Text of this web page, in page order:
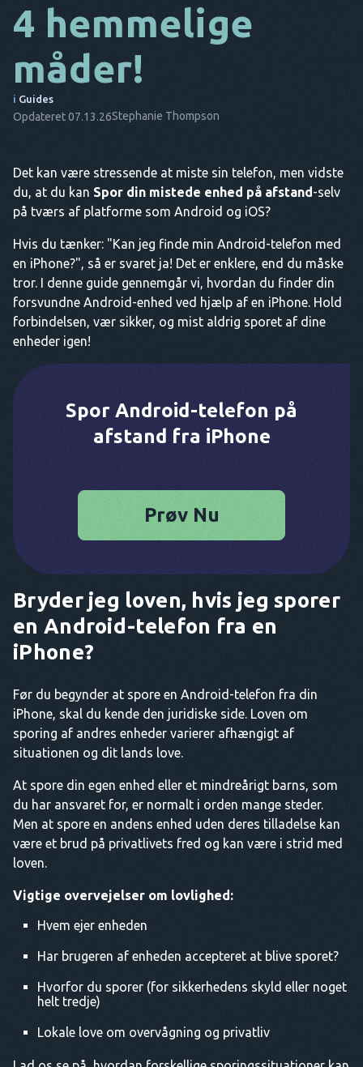
TR
4 hemmelige
måder!
i Guides
Opdateret 07.13.26Stephanie Thompson
Det kan være stressende at miste sin telefon, men vidste
du, at du kan Spor din mistede enhed på afstand-selv
på tværs af platforme som Android og iOS?
Hvis du tænker: "Kan jeg finde min Android-telefon med
en iPhone?", så er svaret ja! Det er enklere, end du måske
tror. I denne guide gennemgår vi, hvordan du finder din
forsvundne Android-enhed ved hjælp af en iPhone. Hold
forbindelsen, vær sikker, og mist aldrig sporet af dine
enheder igen!
Spor Android-telefon på
afstand fra iPhone
Prøv Nu
Bryder jeg loven, hvis jeg sporer
en Android-telefon fra en
iPhone?
Før du begynder at spore en Android-telefon fra din
iPhone, skal du kende den juridiske side. Loven om
sporing af andres enheder varierer afhængigt af
situationen og dit lands love.
At spore din egen enhed eller et mindreårigt barns, som
du har ansvaret for, er normalt i orden mange steder.
Men at spore en andens enhed uden deres tilladelse kan
være et brud på privatlivets fred og kan være i strid med
loven.
Vigtige overvejelser om lovlighed:
Hvem ejer enheden
Har brugeren af enheden accepteret at blive sporet?
Hvorfor du sporer (for sikkerhedens skyld eller noget
helt tredje)
Lokale love om overvågning og privatliv